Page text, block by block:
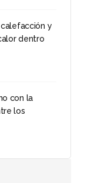
y
dentro
con la
los